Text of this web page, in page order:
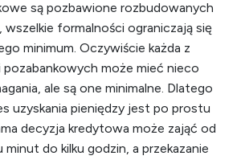
są pozbawione rozbudowanych
wszelkie formalności ograniczają się
minimum. Oczywiście każda z
może mieć nieco
ale są one minimalne. Dlatego
uzyskania pieniędzy jest po prostu
decyzja kredytowa może zająć od
minut do kilku godzin, a przekazanie